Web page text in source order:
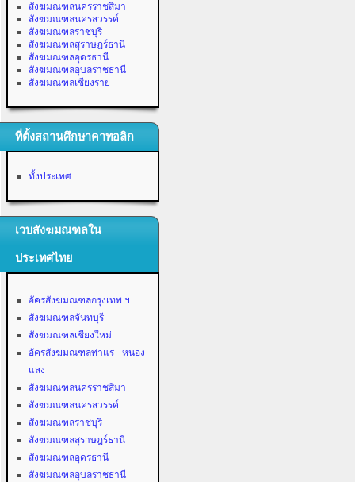
สังฆมณฑลนครราชสีมา
สังฆมณฑลนครสวรรค์
สังฆมณฑลราชบุรี
สังฆมณฑลสุราษฎร์ธานี
สังฆมณฑลอุดรธานี
สังฆมณฑลอุบลราชธานี
สังฆมณฑลเชียงราย
ที่ตั้งสถานศึกษาคาทอลิก
ทั้งประเทศ
เวบสังฆมณฑลใน
ประเทศไทย
อัครสังฆมณฑลกรุงเทพ ฯ
สังฆมณฑลจันทบุรี
สังฆมณฑลเชียงใหม่
อัครสังฆมณฑลท่าแร่ - หนอง
แสง
สังฆมณฑลนครราชสีมา
สังฆมณฑลนครสวรรค์
สังฆมณฑลราชบุรี
สังฆมณฑลสุราษฎร์ธานี
สังฆมณฑลอุดรธานี
สังฆมณฑลอุบลราชธานี